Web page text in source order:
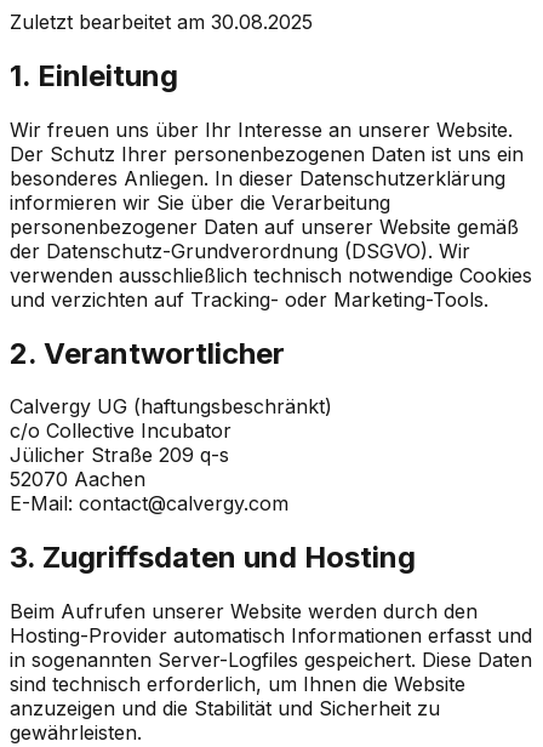
Zuletzt bearbeitet am 30.08.2025
1. Einleitung
Wir freuen uns über Ihr Interesse an unserer Website.
Der Schutz Ihrer personenbezogenen Daten ist uns ein
besonderes Anliegen. In dieser Datenschutzerklärung
informieren wir Sie über die Verarbeitung
personenbezogener Daten auf unserer Website gemäß
der Datenschutz-Grundverordnung (DSGVO). Wir
verwenden ausschließlich technisch notwendige Cookies
und verzichten auf Tracking- oder Marketing-Tools.
2. Verantwortlicher
Calvergy UG (haftungsbeschränkt)
c/o Collective Incubator
Jülicher Straße 209 q-s
52070 Aachen
E-Mail: contact@calvergy.com
3. Zugriffsdaten und Hosting
Beim Aufrufen unserer Website werden durch den
Hosting-Provider automatisch Informationen erfasst und
in sogenannten Server-Logfiles gespeichert. Diese Daten
sind technisch erforderlich, um Ihnen die Website
anzuzeigen und die Stabilität und Sicherheit zu
gewährleisten.